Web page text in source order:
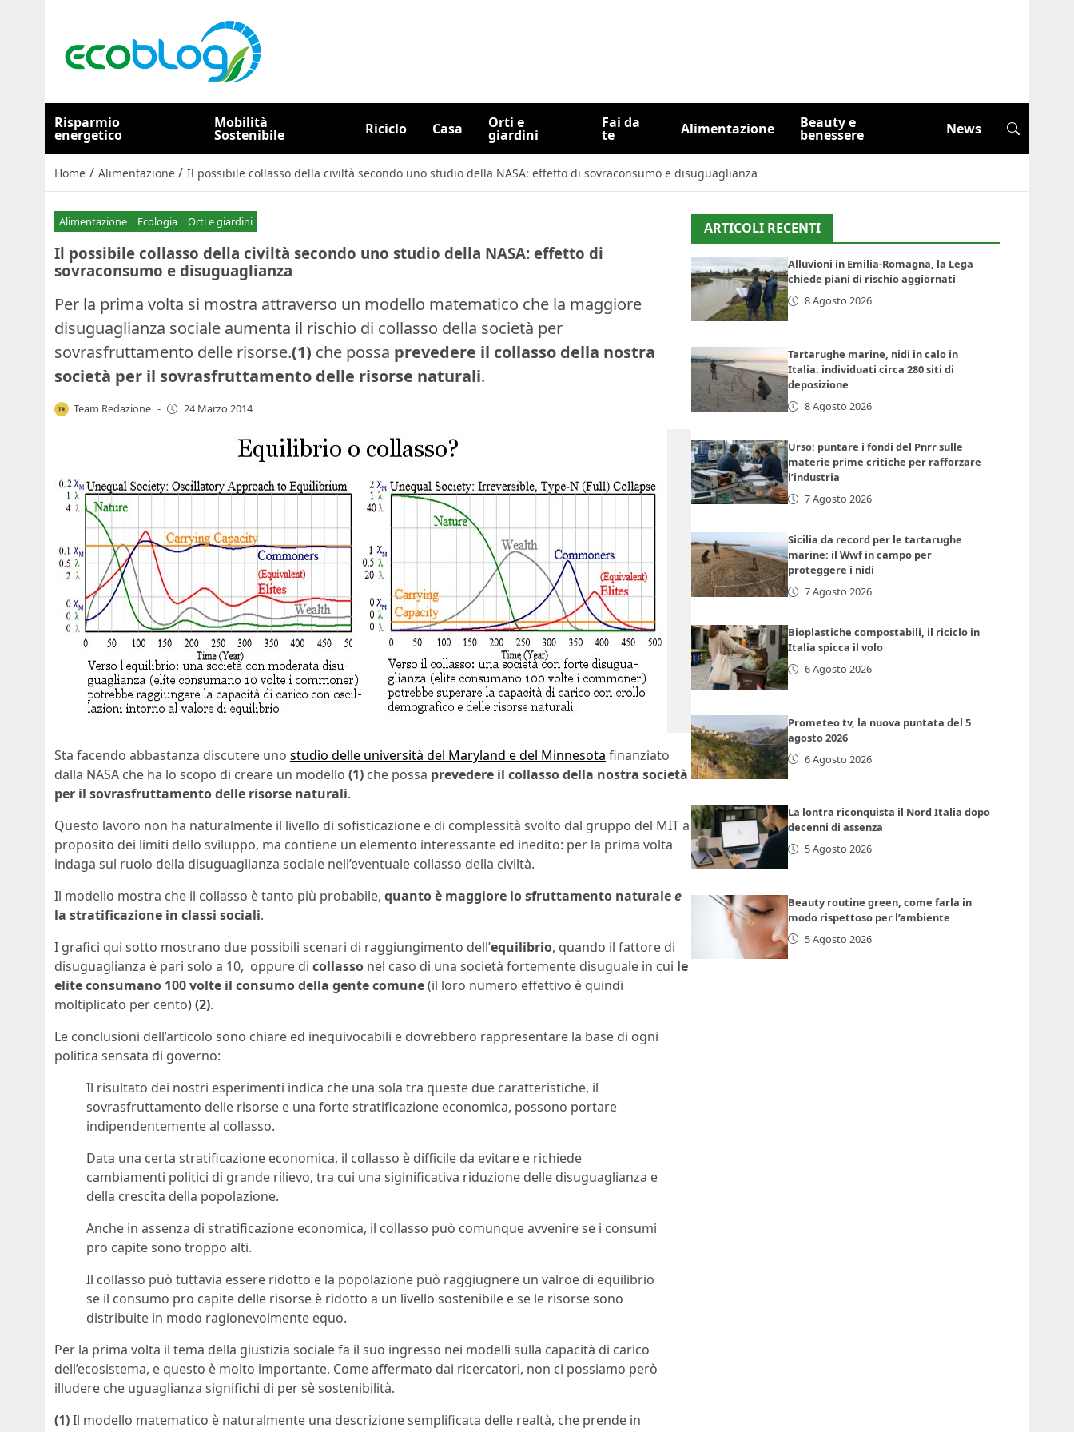
Risparmio
energetico
Mobilità
Sostenibile Riciclo Casa Orti e
giardini
Fai da
te Alimentazione Beauty e
benessere News
Home / Alimentazione / Il possibile collasso della civiltà secondo uno studio della NASA: effetto di sovraconsumo e disuguaglianza
Alimentazione Ecologia Orti e giardini
Il possibile collasso della civiltà secondo uno studio della NASA: effetto di
sovraconsumo e disuguaglianza
Per la prima volta si mostra attraverso un modello matematico che la maggiore
disuguaglianza sociale aumenta il rischio di collasso della società per
sovrasfruttamento delle risorse.(1) che possa prevedere il collasso della nostra
società per il sovrasfruttamento delle risorse naturali.
Team Redazione - 24 Marzo 2014
Sta facendo abbastanza discutere uno studio delle università del Maryland e del Minnesota finanziato
dalla NASA che ha lo scopo di creare un modello (1) che possa prevedere il collasso della nostra società
per il sovrasfruttamento delle risorse naturali.
Questo lavoro non ha naturalmente il livello di sofisticazione e di complessità svolto dal gruppo del MIT a
proposito dei limiti dello sviluppo, ma contiene un elemento interessante ed inedito: per la prima volta
indaga sul ruolo della disuguaglianza sociale nell’eventuale collasso della civiltà.
Il modello mostra che il collasso è tanto più probabile, quanto è maggiore lo sfruttamento naturalee
la stratificazione in classi sociali.
I grafici qui sotto mostrano due possibili scenari di raggiungimento dell’equilibrio, quando il fattore di
disuguaglianza è pari solo a 10, oppure di collasso nel caso di una società fortemente disuguale in cui le
elite consumano 100 volte il consumo della gente comune(il loro numero effettivo è quindi
moltiplicato per cento)(2).
Le conclusioni dell’articolo sono chiare ed inequivocabili e dovrebbero rappresentare la base di ogni
politica sensata di governo:
Il risultato dei nostri esperimenti indica che una sola tra queste due caratteristiche, il
sovrasfruttamento delle risorse e una forte stratificazione economica, possono portare
indipendentemente al collasso.
Data una certa stratificazione economica, il collasso è difficile da evitare e richiede
cambiamenti politici di grande rilievo, tra cui una siginificativa riduzione delle disuguaglianza e
della crescita della popolazione.
Anche in assenza di stratificazione economica, il collasso può comunque avvenire se i consumi
pro capite sono troppo alti.
Il collasso può tuttavia essere ridotto e la popolazione può raggiugnere un valroe di equilibrio
se il consumo pro capite delle risorse è ridotto a un livello sostenibile e se le risorse sono
distribuite in modo ragionevolmente equo.
Per la prima volta il tema della giustizia sociale fa il suo ingresso nei modelli sulla capacità di carico
dell’ecosistema, e questo è molto importante. Come affermato dai ricercatori, non ci possiamo però
illudere che uguaglianza significhi di per sè sostenibilità.
(1)Il modello matematico è naturalmente una descrizione semplificata delle realtà, che prende in
ARTICOLI RECENTI
Alluvioni in Emilia-Romagna, la Lega
chiede piani di rischio aggiornati
8 Agosto 2026
Tartarughe marine, nidi in calo in
Italia: individuati circa 280 siti di
deposizione
8 Agosto 2026
Urso: puntare i fondi del Pnrr sulle
materie prime critiche per rafforzare
l’industria
7 Agosto 2026
Sicilia da record per le tartarughe
marine: il Wwf in campo per
proteggere i nidi
7 Agosto 2026
Bioplastiche compostabili, il riciclo in
Italia spicca il volo
6 Agosto 2026
Prometeo tv, la nuova puntata del 5
agosto 2026
6 Agosto 2026
La lontra riconquista il Nord Italia dopo
decenni di assenza
5 Agosto 2026
Beauty routine green, come farla in
modo rispettoso per l’ambiente
5 Agosto 2026